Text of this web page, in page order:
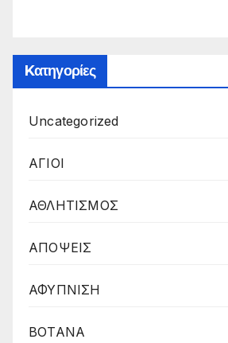
Kατηγορίες
Uncategorized
ΑΓΙΟΙ
ΑΘΛΗΤΙΣΜΟΣ
ΑΠΟΨΕΙΣ
ΑΦΥΠΝΙΣΗ
ΒΟΤΑΝΑ